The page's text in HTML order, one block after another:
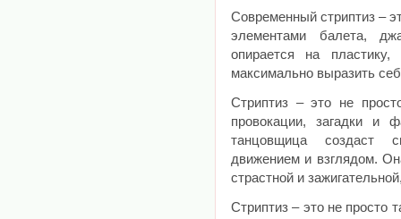
Современный стриптиз –
элементами балета,
опирается на
максимально выразить
Стриптиз – это не
провокации, загадки и
танцовщица создаст
движением и взглядом.
страстной и
Стриптиз – это не просто